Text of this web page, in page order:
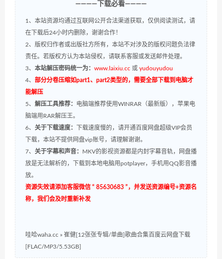
————下载必看————
1、本站资源均通过互联网公开合法渠道获取，仅供阅读测试，请
在下载后24小时内删除，谢谢合作！
2、版权归作者或出版社方所有，本站不对涉及的版权问题负法律
责任。若版权方认为本站侵权，请联系客服或发送邮件处理。
3、 本站解压密码统一为： www.laixiu.cc 或 yudouyudou
4、 部分分卷压缩如part1、part2类型的，需要全部下载到电脑才
能解压
5、 解压工具推荐： 电脑端推荐使用WINRAR（最新版），苹果电
脑端用RAR解压王。
6、 关于下载速度：
下载速度慢的，请开通百度网盘超级VIP会员
下载，本站不提供网盘vip账号，请理解谢谢。
7、 关于字幕和声音：
MKV的影视资源都是内封字幕音轨，网盘播
放是无法解析的，下载到本地电脑用potplayer，手机用QQ影音播
放。
资源失效请添加客服微信 “ 85630683 ”，并发送资源编号+资源名
称，我们会及时重新补发
哇哈waha.cc » 崔健[12张张专辑/单曲]歌曲合集百度云网盘下载
[FLAC/MP3/5.53GB]